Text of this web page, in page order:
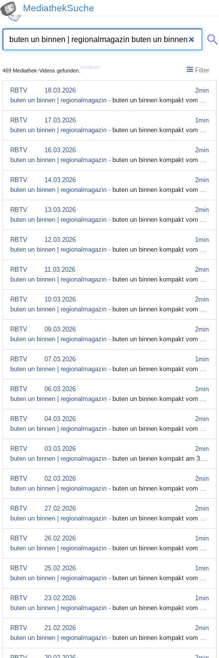
MediathekSuche
469 Mediathek-Videos gefunden.
erklären Filter
2min
RBTV
18.03.2026
buten un binnen | regionalmagazin - buten un binnen kompakt vom 18. März
1min
RBTV
17.03.2026
buten un binnen | regionalmagazin - buten un binnen kompakt vom 17. März
2min
RBTV
16.03.2026
buten un binnen | regionalmagazin - buten un binnen kompakt vom 16. März
2min
RBTV
14.03.2026
buten un binnen | regionalmagazin - buten un binnen kompakt vom 14. März
2min
RBTV
13.03.2026
buten un binnen | regionalmagazin - buten un binnen kompakt vom 13. März
1min
RBTV
12.03.2026
buten un binnen | regionalmagazin - buten un binnen kompakt vom 12. März
2min
RBTV
11.03.2026
buten un binnen | regionalmagazin - buten un binnen kompakt vom 11. März
2min
RBTV
10.03.2026
buten un binnen | regionalmagazin - buten un binnen kompakt vom 10. März
2min
RBTV
09.03.2026
buten un binnen | regionalmagazin - buten un binnen kompakt vom 9. März
1min
RBTV
07.03.2026
buten un binnen | regionalmagazin - buten un binnen kompakt vom 7. März
1min
RBTV
06.03.2026
buten un binnen | regionalmagazin - buten un binnen kompakt vom 6. März
2min
RBTV
04.03.2026
buten un binnen | regionalmagazin - buten un binnen kompakt vom 4. März
2min
RBTV
03.03.2026
buten un binnen | regionalmagazin - buten un binnen kompakt am 3. März
2min
RBTV
02.03.2026
buten un binnen | regionalmagazin - buten un binnen kompakt vom 2. März
2min
RBTV
27.02.2026
buten un binnen | regionalmagazin - buten un binnen kompakt vom 27. Februar
1min
RBTV
26.02.2026
buten un binnen | regionalmagazin - buten un binnen kompakt vom 26. Februar
1min
RBTV
25.02.2026
buten un binnen | regionalmagazin - buten un binnen kompakt vom 25. Februar
1min
RBTV
23.02.2026
buten un binnen | regionalmagazin - buten un binnen kompakt vom 23. Februar
2min
RBTV
21.02.2026
buten un binnen | regionalmagazin - buten un binnen kompakt vom 21. Februar